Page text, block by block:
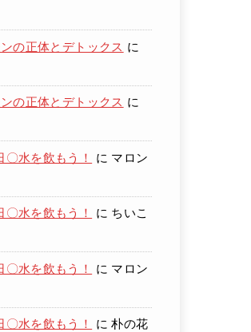
の正体とデトックス に
の正体とデトックス に
水を飲もう！ に マロン
水を飲もう！ に ちいこ
水を飲もう！ に マロン
水を飲もう！ に朴の花